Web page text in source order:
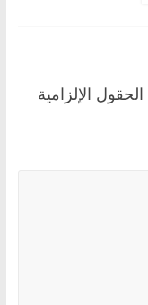
الحقول الإلزامية